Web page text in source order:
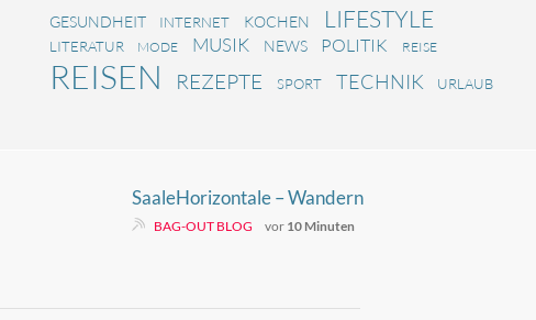
GESUNDHEIT INTERNET KOCHEN LIFESTYLE
LITERATUR MODE MUSIK NEWS POLITIK REISE
REISEN REZEPTE SPORT TECHNIK URLAUB
SaaleHorizontale – Wandern
zwischen Burgen und Ausblicken
BAG-OUT BLOG vor 10 Minuten